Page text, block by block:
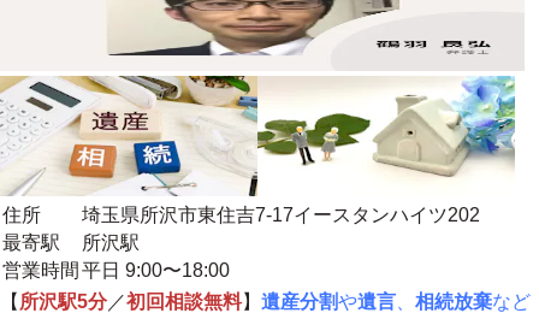
住所
埼玉県所沢市東住吉7-17イースタンハイツ202
最寄駅
所沢駅
営業時間 平日 9:00〜18:00
【 所沢駅5分／初回相談無料】 遺産分割や遺言 相続放棄など